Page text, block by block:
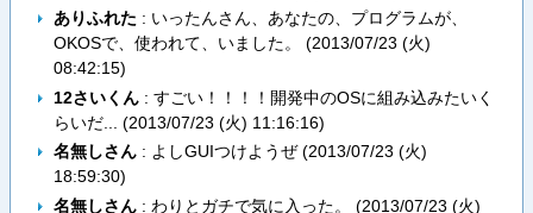
ありふれた : いったんさん、あなたの、プログラムが、
OKOSで、使われて、いました。 (2013/07/23 (火)
08:42:15)
12さいくん: すごい！！！！開発中のOSに組み込みたいく
らいだ... (2013/07/23 (火) 11:16:16)
名無しさん: よしGUIつけようぜ (2013/07/23 (火)
18:59:30)
名無しさん: わりとガチで気に入った。 (2013/07/23 (火)